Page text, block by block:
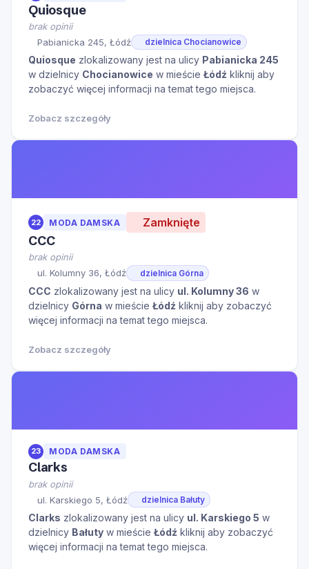
Quiosque
brak opinii
Pabianicka 245, Łódź
dzielnica Chocianowice
Quiosque zlokalizowany jest na ulicy Pabianicka 245
w dzielnicy Chocianowice w mieście Łódź kliknij aby
zobaczyć więcej informacji na temat tego miejsca.
Zobacz szczegóły
22 MODA DAMSKA Zamknięte
CCC
brak opinii
ul. Kolumny 36, Łódź
dzielnica Górna
CCC zlokalizowany jest na ulicy ul. Kolumny 36 w
dzielnicy Górna w mieście Łódź kliknij aby zobaczyć
więcej informacji na temat tego miejsca.
Zobacz szczegóły
23 MODA DAMSKA
Clarks
brak opinii
ul. Karskiego 5, Łódź
dzielnica Bałuty
Clarks zlokalizowany jest na ulicy ul. Karskiego 5 w
dzielnicy Bałuty w mieście Łódź kliknij aby zobaczyć
więcej informacji na temat tego miejsca.